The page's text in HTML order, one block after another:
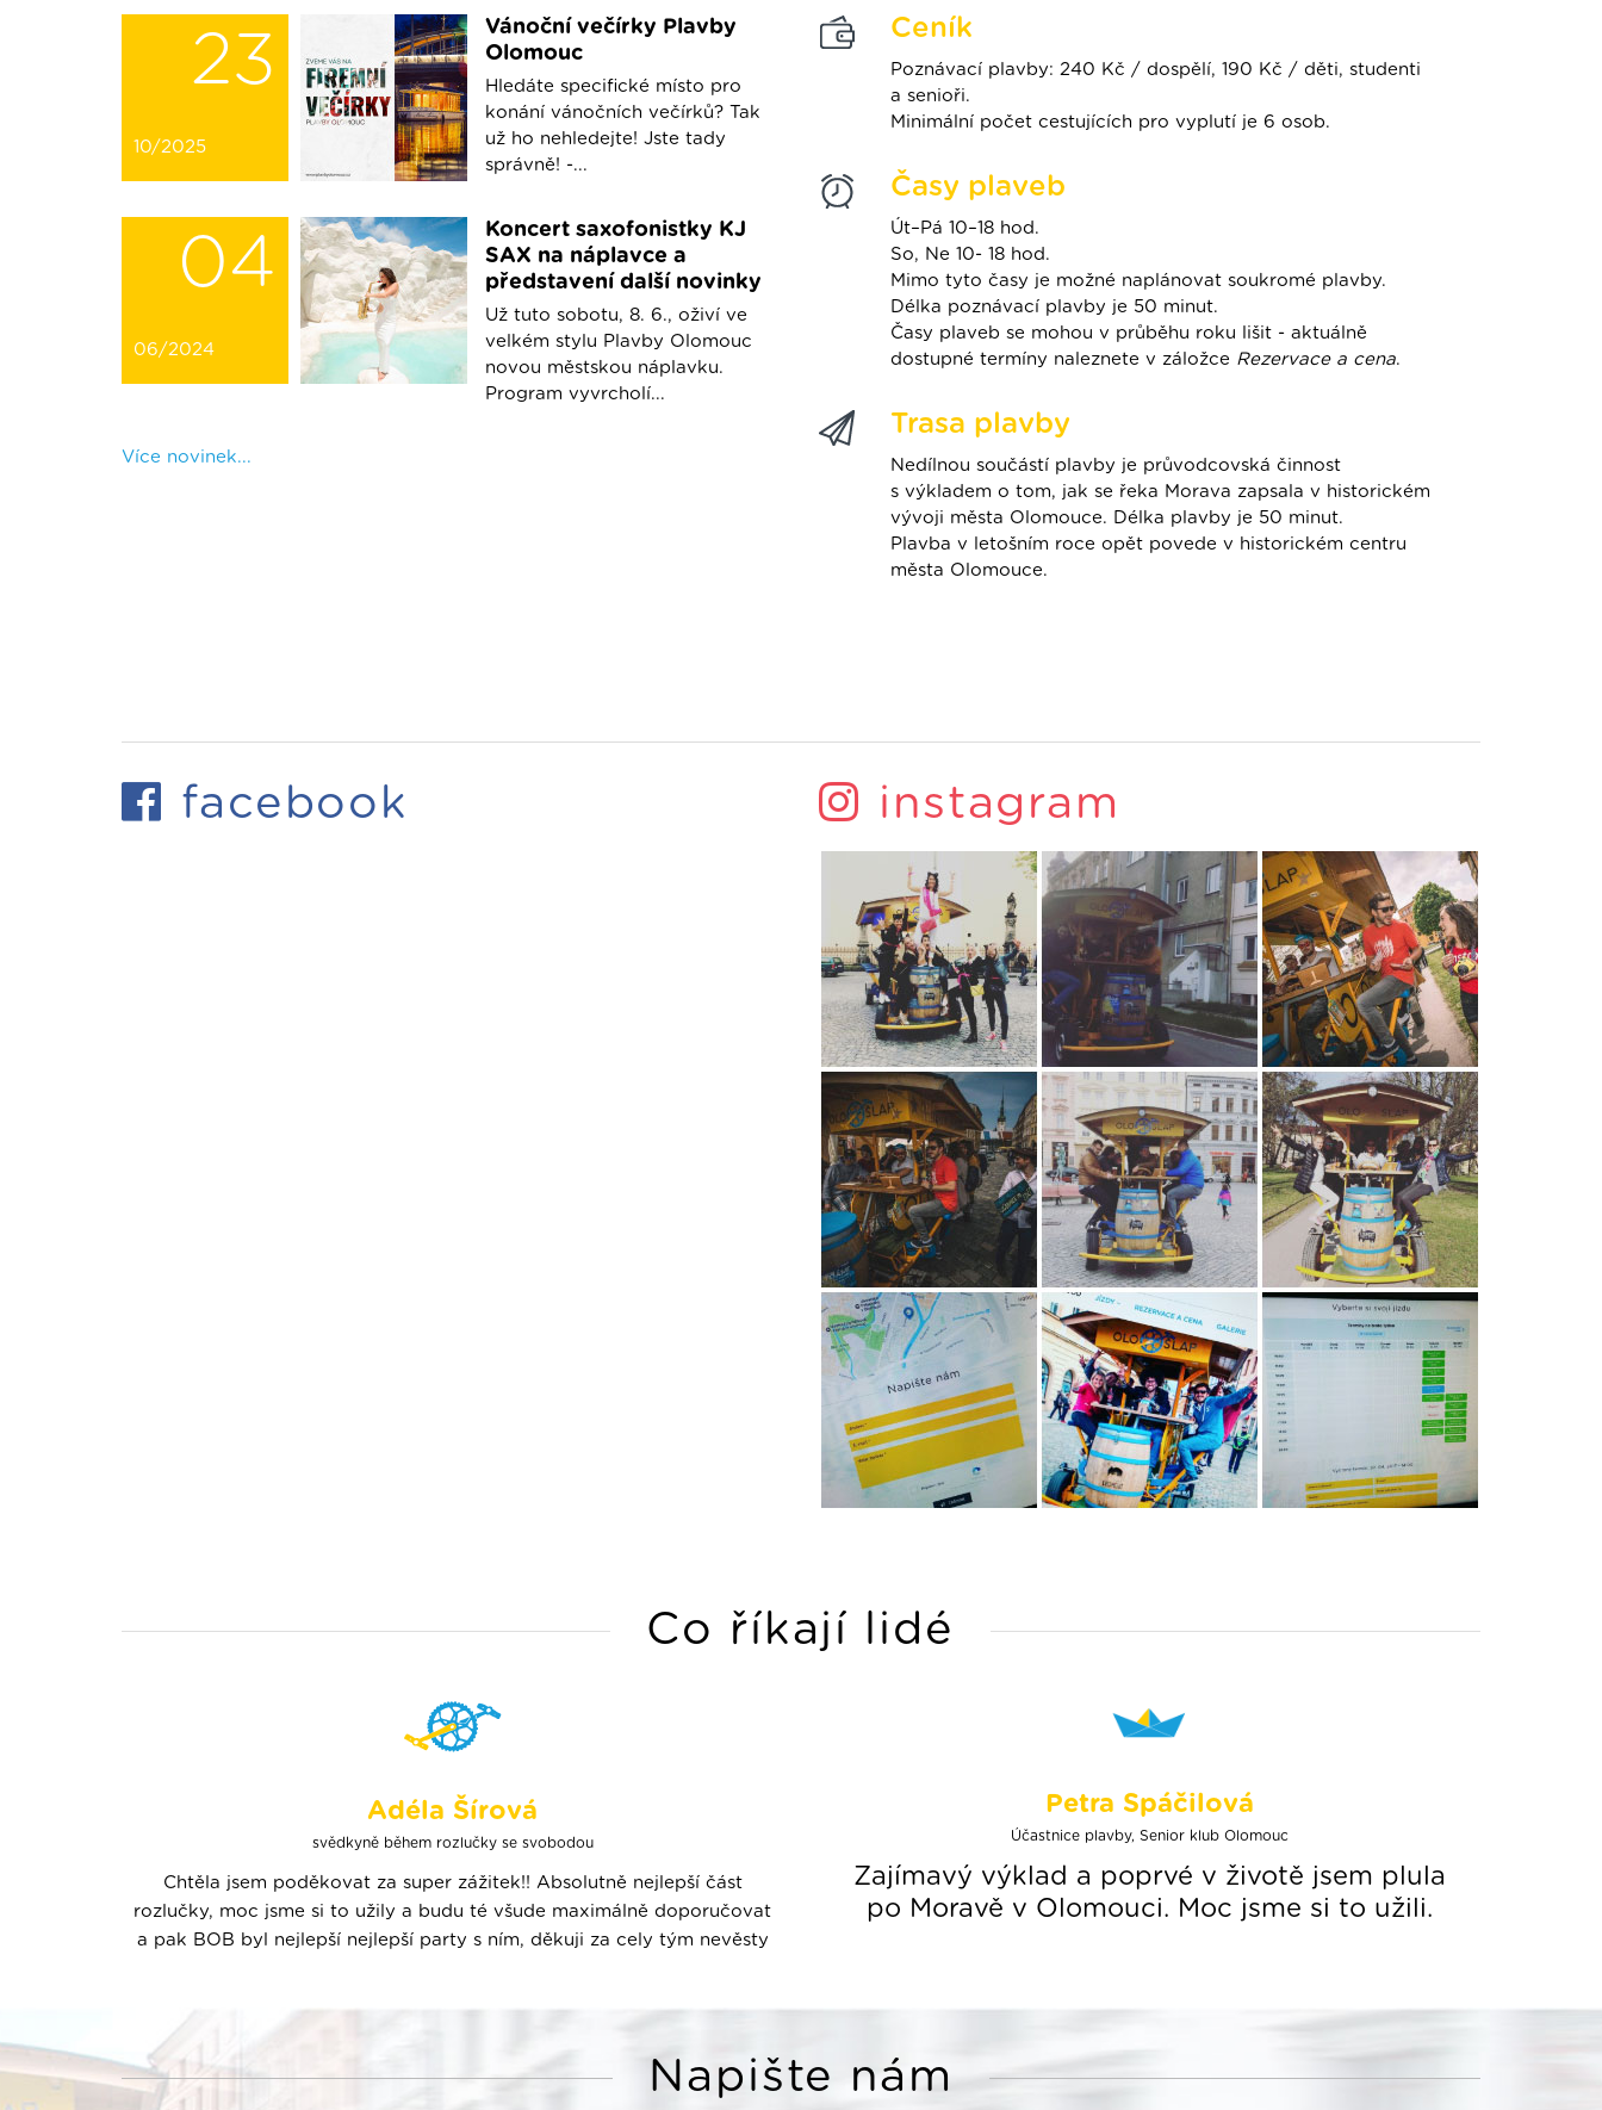
23
10/2025
Vánoční večírky Plavby
Olomouc
Hledáte specifické místo pro
konání vánočních večírků? Tak
už ho nehledejte! Jste tady
správně! -...
04
06/2024
Koncert saxofonistky KJ
SAX na náplavce a
představení další novinky
Už tuto sobotu, 8. 6., oživí ve
velkém stylu Plavby Olomouc
novou městskou náplavku.
Program vyvrcholí...
Více novinek...
Ceník
Poznávací plavby: 240 Kč / dospělí, 190 Kč / děti, studenti
a senioři.
Minimální počet cestujících pro vyplutí je 6 osob.
Časy plaveb
Út–Pá 10–18 hod.
So, Ne 10- 18 hod.
Mimo tyto časy je možné naplánovat soukromé plavby.
Délka poznávací plavby je 50 minut.
Časy plaveb se mohou v průběhu roku lišit - aktuálně
dostupné termíny naleznete v záložce Rezervace a cena.
Trasa plavby
Nedílnou součástí plavby je průvodcovská činnost
s výkladem o tom, jak se řeka Morava zapsala v historickém
vývoji města Olomouce. Délka plavby je 50 minut.
Plavba v letošním roce opět povede v historickém centru
města Olomouce.
facebook instagram
Co říkají lidé
Adéla Šírová
svědkyně během rozlučky se svobodou
Chtěla jsem poděkovat za super zážitek!! Absolutně nejlepší část
rozlučky, moc jsme si to užily a budu té všude maximálně doporučovat
a pak BOB byl nejlepší nejlepší party s ním, děkuji za cely tým nevěsty
Petra Spáčilová
Účastnice plavby, Senior klub Olomouc
Zajímavý výklad a poprvé v životě jsem plula
po Moravě v Olomouci. Moc jsme si to užili.
Napište nám